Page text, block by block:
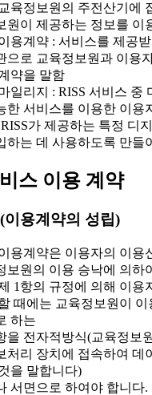
육정보원의 주전산기에
원이 제공하는 정보를 이
용계약 : 서비스를 제공받
으로 교육정보원과 이용
약을 말함
일리지 : RISS 서비스 중
한 서비스를 이용한 이용
가 제공하는 특정 디
하는 데 사용하도록 만들
스 이용 계약
이용계약의 성립)
용계약은 이용자의 이용
보원의 이용 승낙에 의하
1항의 규정에 의해 이용
때에는 교육정보원이 이
하는
을 전자적방식(교육정보
처리 장치에 접속하여 데
을 말합니다)
서면으로 하여야 합니다.